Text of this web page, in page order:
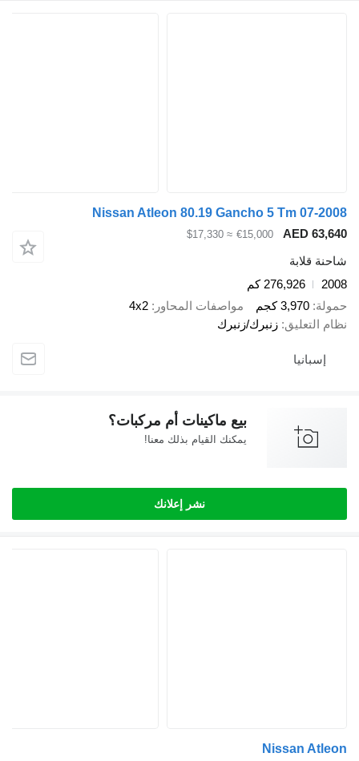
Nissan Atleon 80.19 Gancho 5 Tm
€15,000
≈ $17,330
276,926 كم
3,970 كجم
مواصفات المحاور 4x2
زنبرك/زنبرك
بيع ماكينات أم مركبات؟
يمكنك القيام بذلك معنا!
نشر إعلانك
Nissan